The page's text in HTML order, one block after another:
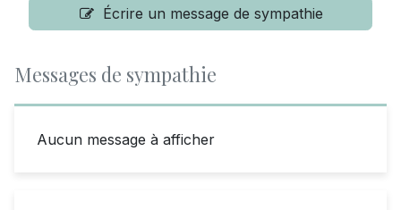
Écrire un message de sympathie
Messages de sympathie
Aucun message à afficher